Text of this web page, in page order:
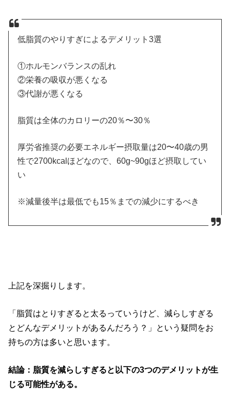
低脂質のやりすぎによるデメリット3選
①ホルモンバランスの乱れ
②栄養の吸収が悪くなる
③代謝が悪くなる
脂質は全体のカロリーの20％〜30％
厚労省推奨の必要エネルギー摂取量は20〜40歳の男
性で2700kcalほどなので、60g~90gほど摂取してい
い
※減量後半は最低でも15％までの減少にするべき
上記を深掘りします。
「脂質はとりすぎると太るっていうけど、減らしすぎる
とどんなデメリットがあるんだろう？」という疑問をお
持ちの方は多いと思います。
結論：脂質を減らしすぎると以下の3つのデメリットが生
じる可能性がある。